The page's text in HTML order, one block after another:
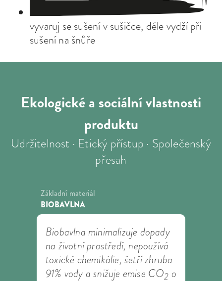
vyvaruj se sušení v sušičce, déle vydží při
sušení na šnůře
Ekologické a sociálnívlastnosti
produktu
Udržitelnost · Etický přístup · Společenský
přesah
Základní materiál
BIOBAVLNA
Biobavlna minimalizuje dopady
na životní prostředí, nepoužívá
toxické chemikálie, šetří zhruba
91% vody a snižuje emise CO2 o